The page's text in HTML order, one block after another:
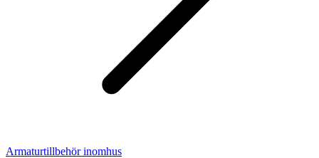
Armaturtillbehör inomhus